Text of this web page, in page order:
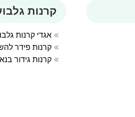
קרנות
אגדי קרנות
קרנות פידר
קרנות גידור